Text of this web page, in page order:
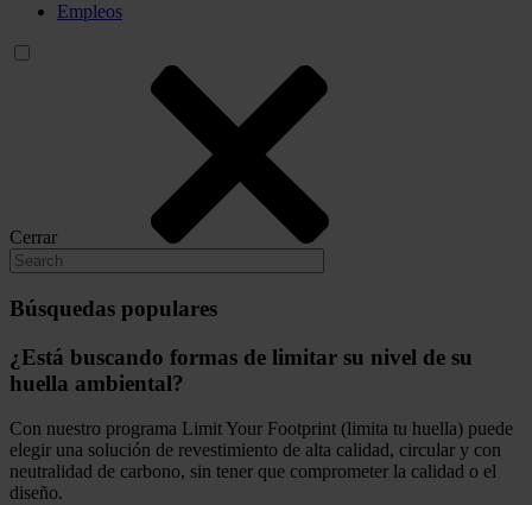
Empleos
Cerrar
Búsquedas populares
¿Está buscando formas de limitar su nivel de su
huella ambiental?
Con nuestro programa Limit Your Footprint (limita tu huella) puede
elegir una solución de revestimiento de alta calidad, circular y con
neutralidad de carbono, sin tener que comprometer la calidad o el
diseño.